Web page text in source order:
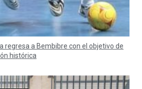
regresa a Bembibre con el objetivo de
histórica